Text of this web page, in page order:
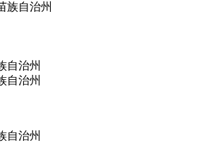
族自治州
自治州
自治州
自治州